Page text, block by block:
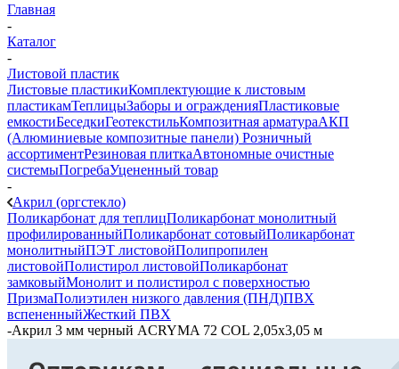
Главная
-
Каталог
-
Листовой пластик
Листовые пластикиКомплектующие к листовым
пластикамТеплицыЗаборы и огражденияПластиковые
емкостиБеседкиГеотекстильКомпозитная арматураАКП
(Алюминиевые композитные панели) Розничный
ассортиментРезиновая плиткаАвтономные очистные
системыПогребаУцененный товар
-
Акрил (оргстекло)
Поликарбонат для теплицПоликарбонат монолитный
профилированныйПоликарбонат сотовыйПоликарбонат
монолитныйПЭТ листовойПолипропилен
листовойПолистирол листовойПоликарбонат
замковыйМонолит и полистирол с поверхностью
ПризмаПолиэтилен низкого давления (ПНД)ПВХ
вспененныйЖесткий ПВХ
-Акрил 3 мм черный ACRYMA 72 COL 2,05х3,05 м